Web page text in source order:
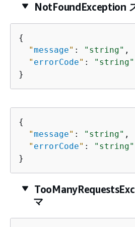
NotFoundException
{
"message" : "string" ,
" errorCode" :
"string"
}
{
"message" : "string" ,
" errorCode" :
"string"
}
マ